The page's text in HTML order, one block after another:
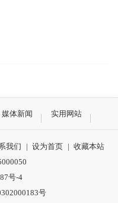
媒体新闻 实用网站
我们 | 设为首页 | 收藏本站
号-4
号